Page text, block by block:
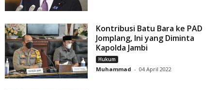
Kontribusi Batu Bara ke PAD
Jomplang, Ini yang Diminta
Kapolda Jambi
Hukum
Muhammad - 04 April 2022